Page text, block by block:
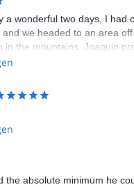
a wonderful two days, I had
and we headed to an area
in the mountains. Joaquin
rounded out what was one
the absolute minimum he